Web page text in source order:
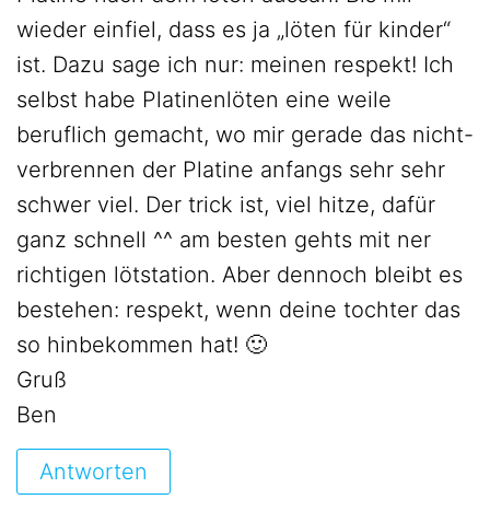
wieder einfiel, dass es ja „löten für kinder“
ist. Dazu sage ich nur: meinen respekt! Ich
selbst habe Platinenlöten eine weile
beruflich gemacht, wo mir gerade das nicht-
verbrennen der Platine anfangs sehr sehr
schwer viel. Der trick ist, viel hitze, dafür
ganz schnell ^^ am besten gehts mit ner
richtigen lötstation. Aber dennoch bleibt es
bestehen: respekt, wenn deine tochter das
so hinbekommen hat! 🙂
Gruß
Ben
Antworten